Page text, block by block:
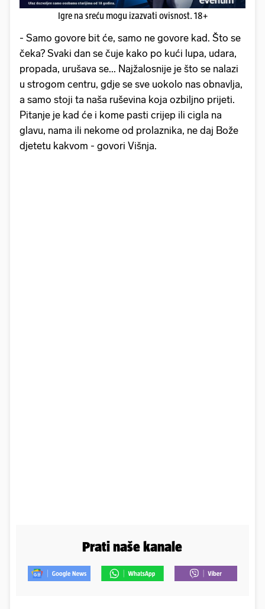
Igre na sreću mogu izazvati ovisnost. 18+
- Samo govore bit će, samo ne govore kad. Što se
čeka? Svaki dan se čuje kako po kući lupa, udara,
propada, urušava se... Najžalosnije je što se nalazi
u strogom centru, gdje se sve uokolo nas obnavlja,
a samo stoji ta naša ruševina koja ozbiljno prijeti.
Pitanje je kad će i kome pasti crijep ili cigla na
glavu, nama ili nekome od prolaznika, ne daj Bože
djetetu kakvom - govori Višnja.
Prati naše kanale